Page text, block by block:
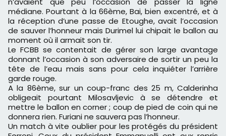
médiane. Pourtant à la 66ème, Bai, bien excentré, et à
la réception d’une passe de Etoughe, avait l’occasion
de sauver l’honneur mais Durimel lui chipait le ballon au
moment où il armait son tir.
Le FCBB se contentait de gérer son large avantage
donnant l’occasion à son adversaire de sortir un peu la
tête de l’eau mais sans pour cela inquiéter l’arrière
garde rouge.
A la 86ème, sur un coup-franc des 25 m, Calderinha
obligeait pourtant Milosavljevic à se détendre et
mettre le ballon en corner ; coup de pied de coin qui ne
donnera rien. Furiani ne sauvera pas l’honneur.
Un match à vite oublier pour les protégés du président